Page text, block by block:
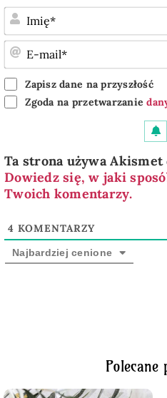
Zapisz dane na przyszłość
Zgoda na przetwarzanie
Ta strona używa
Dowiedz się, w jaki
Twoich komentarzy.
4 KOMENTARZY
Najbardziej cenione
Polecane